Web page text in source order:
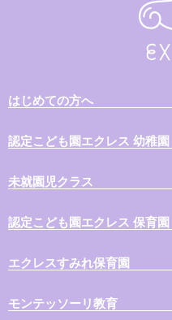
はじめての方へ
認定こども園エクレス 幼稚園
未就園児クラス
認定こども園エクレス 保育園
エクレスすみれ保育園
モンテッソーリ教育